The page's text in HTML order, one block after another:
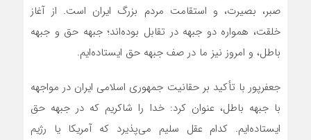
صبر، بصیرت، و استقامت مردم بزرگ ایران است. از آغاز
خلقت، همواره دو جبهه در تقابل بوده‌اند؛ جبهه حق و جبهه
باطل، و امروز نیز ما در صف جبهه حق ایستاده‌ایم.
جعفرپور با تأکید بر حقانیت جمهوری اسلامی ایران در مواجهه
با جبهه باطل، عنوان کرد: خدا را شاکریم که در جبهه حق
ایستاده‌ایم. کدام عقل سلیم می‌پذیرد که آمریکا یا رژیم